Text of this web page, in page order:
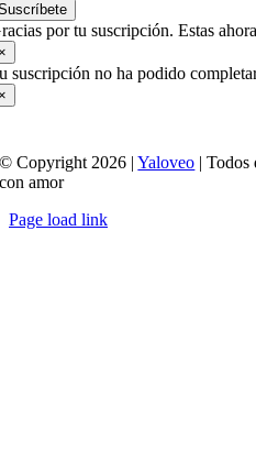
por tu suscripción. Estas
suscripción no ha podido
© Copyright 2026 |Yaloveo | Todos
con amor
Page load link